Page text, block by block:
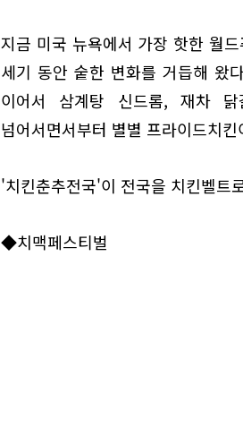
지금 미국 뉴욕에서 가장 핫한 월
세기 동안 숱한 변화를 거듭해 왔
이어서 삼계탕 신드롬, 재차 닭
넘어서면서부터 별별 프라이드치
'치킨춘추전국'이 전국을 치킨벨트
◆치맥페스티벌